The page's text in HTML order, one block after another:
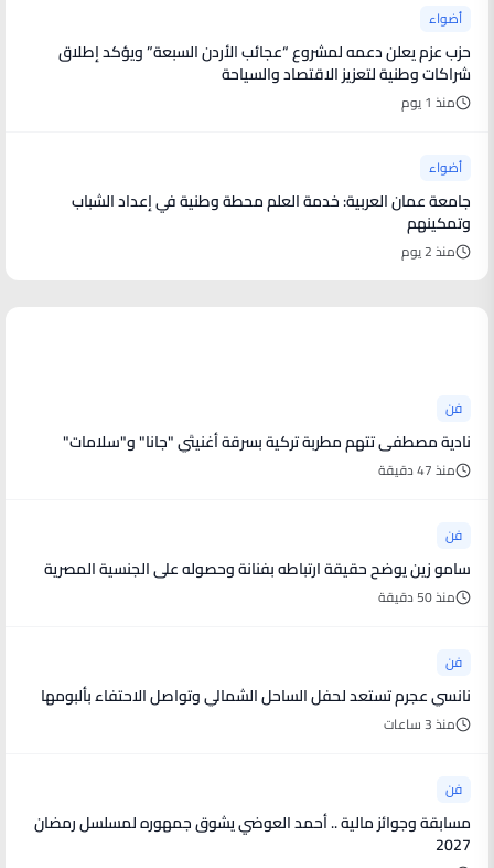
أضواء
حزب عزم يعلن دعمه لمشروع “عجائب الأردن السبعة” ويؤكد إطلاق
شراكات وطنية لتعزيز الاقتصاد والسياحة
منذ 1 يوم
أضواء
جامعة عمان العربية: خدمة العلم محطة وطنية في إعداد الشباب
وتمكينهم
منذ 2 يوم
فن
نادية مصطفى تتهم مطربة تركية بسرقة أغنيتَي "جانا" و"سلامات"
منذ 47 دقيقة
فن
سامو زين يوضح حقيقة ارتباطه بفنانة وحصوله على الجنسية المصرية
منذ 50 دقيقة
فن
نانسي عجرم تستعد لحفل الساحل الشمالي وتواصل الاحتفاء بألبومها
منذ 3 ساعات
فن
مسابقة وجوائز مالية .. أحمد العوضي يشوق جمهوره لمسلسل رمضان
2027